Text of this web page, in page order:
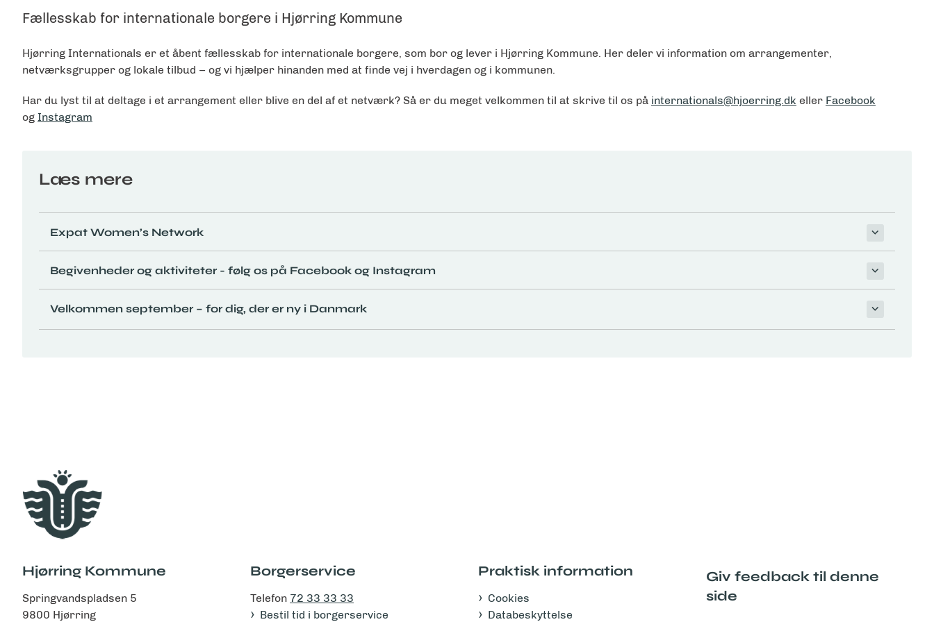
Fællesskab for internationale borgere i Hjørring Kommune
Hjørring Internationals er et åbent fællesskab for internationale borgere, som bor og lever i Hjørring Kommune. Her deler vi information om arrangementer,
netværksgrupper og lokale tilbud – og vi hjælper hinanden med at finde vej i hverdagen og i kommunen.
Har du lyst til at deltage i et arrangement eller blive en del af et netværk? Så er du meget velkommen til at skrive til os på internationals@hjoerring.dk eller Facebook
og Instagram
Læs mere
Expat Women’s Network
Begivenheder og aktiviteter - følg os på Facebook og Instagram
Velkommen september – for dig, der er ny i Danmark
Hjørring Kommune
Springvandspladsen 5
9800 Hjørring
Borgerservice
Telefon 72 33 33 33
Bestil tid i borgerservice
Praktisk information
Cookies
Databeskyttelse
Giv feedback til denne
side